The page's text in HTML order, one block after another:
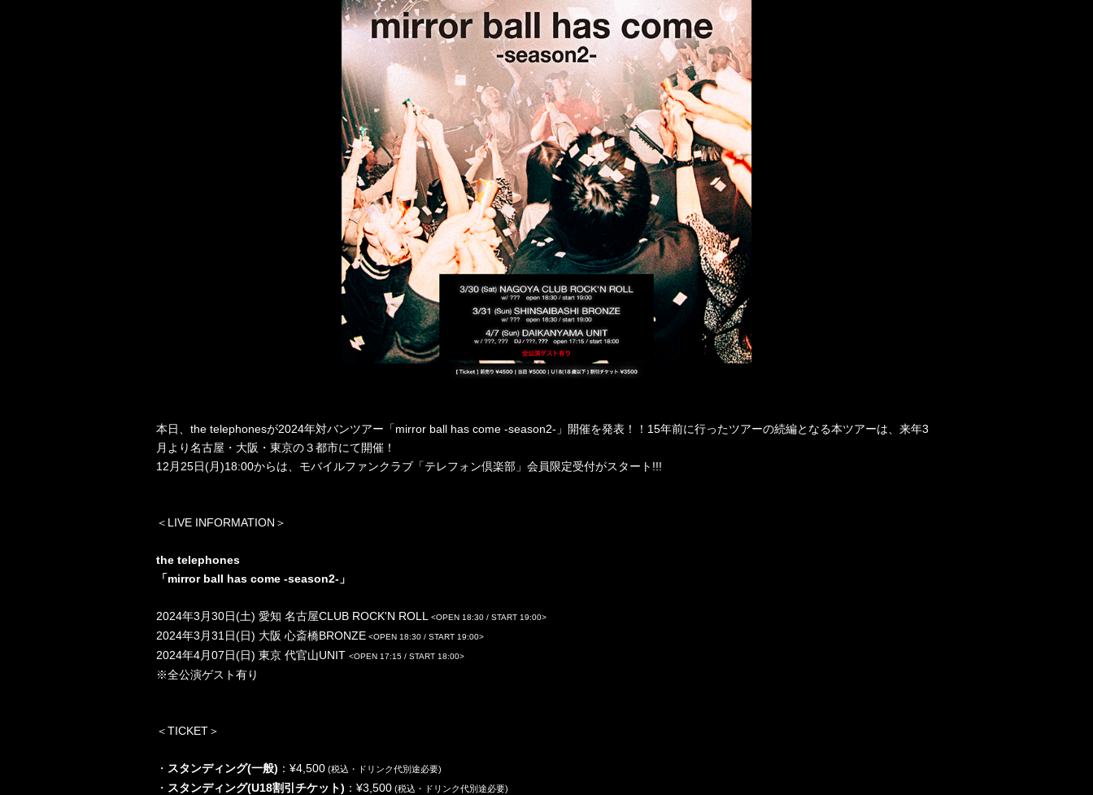
本日、 the telephonesが2024年対バンツアー「mirror ball has come -season2- 」開催を発表！！ 15年前に行ったツアーの続編となる本ツアーは、来年3
月より名古屋・大阪・東京の３都市にて開催！
12 月 25日(月)18:00からは、モバイルファンクラブ「テレフォン倶楽部」会員限定受付がスタート !!!
＜ LIVE INFORMATION ＞
the telephones
「mirror ball has come -season2- 」
2024年3 月30日(土) 愛知 名古屋CLUB ROCK'N ROLL <OPEN 18:30 / START 19:00>
2024年3 月31 日(日) 大阪 心斎橋BRONZE <OPEN 18:30 / START 19:00>
2024年4月07日(日) 東京 代官山UNIT <OPEN 17:15 / START 18:00>
※全公演ゲスト有り
＜TICKET＞
・ スタンディング(一般) ： ¥4,500 (税込・ドリンク代別途必要)
・ スタンディング(U18割引チケット) ： ¥3,500 (税込・ドリンク代別途必要)